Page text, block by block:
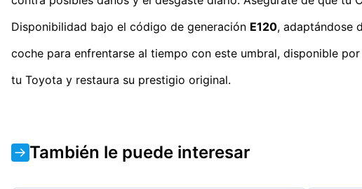
Disponibilidad bajo el código de generación E120, adaptándose
coche para enfrentarse al tiempo con este umbral, disponible
tu Toyota y restaura su prestigio original.
También le puede interesar